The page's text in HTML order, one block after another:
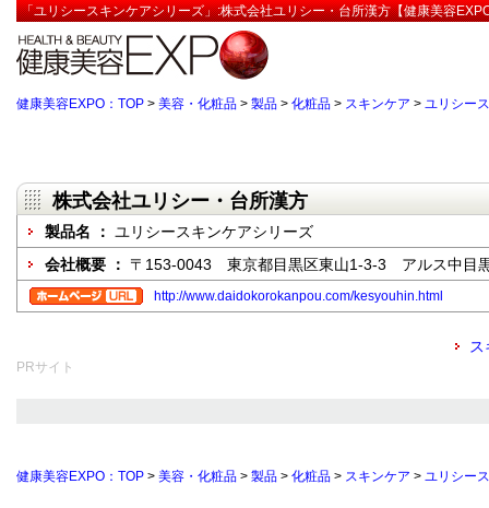
「ユリシースキンケアシリーズ」:株式会社ユリシー・台所漢方【健康美容
健康美容EXPO：TOP > 美容・化粧品 > 製品 > 化粧品 > スキンケア > ユリシー
株式会社ユリシー・台所漢方
製品名 ： ユリシースキンケアシリーズ
会社概要 ： 〒153-0043 東京都目黒区東山1-3-3 アルス中目
http://www.daidokorokanpou.com/kesyouhin.html
PRサイト
健康美容EXPO：TOP > 美容・化粧品 > 製品 > 化粧品 > スキンケア > ユリシー